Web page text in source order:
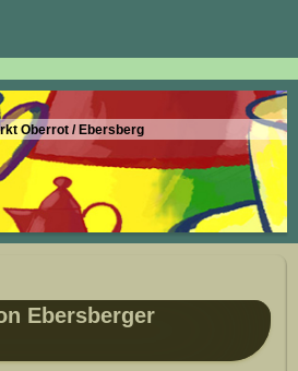
Oberrot / Ebersberg
Ebersberger